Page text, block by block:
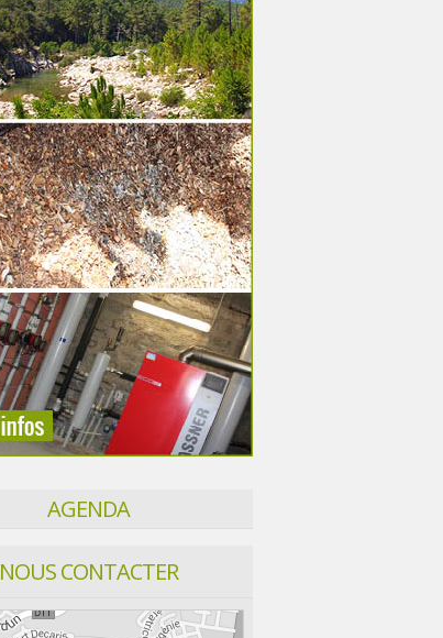
AGENDA
NOUS CONTACTER